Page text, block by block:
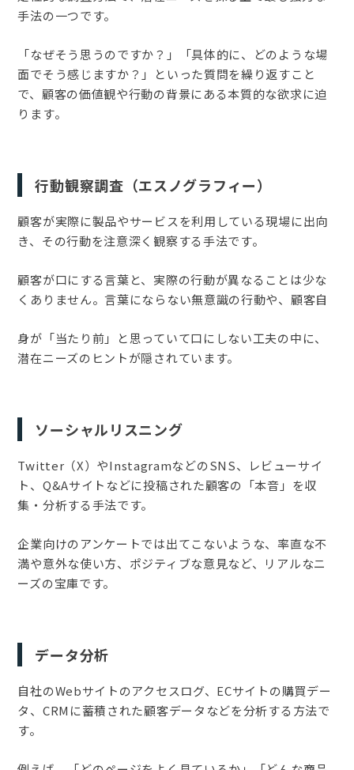
手法の一つです。
「なぜそう思うのですか？」「具体的に、どのような場
面でそう感じますか？」といった質問を繰り返すこと
で、顧客の価値観や行動の背景にある本質的な欲求に迫
ります。
行動観察調査（エスノグラフィー）
顧客が実際に製品やサービスを利用している現場に出向
き、その行動を注意深く観察する手法です。
顧客が口にする言葉と、実際の行動が異なることは少な
くありません。言葉にならない無意識の行動や、顧客自
身が「当たり前」と思っていて口にしない工夫の中に、
潜在ニーズのヒントが隠されています。
ソーシャルリスニング
Twitter（X）やInstagramなどのSNS、レビューサイ
ト、Q&Aサイトなどに投稿された顧客の「本音」を収
集・分析する手法です。
企業向けのアンケートでは出てこないような、率直な不
満や意外な使い方、ポジティブな意見など、リアルなニ
ーズの宝庫です。
データ分析
自社のWebサイトのアクセスログ、ECサイトの購買デー
タ、CRMに蓄積された顧客データなどを分析する方法で
す。